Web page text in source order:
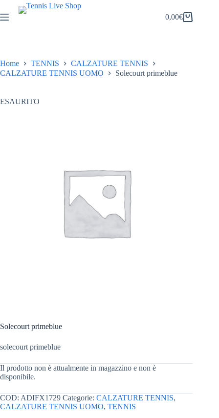
al
contenuto
Carrello
0,00€
Home TENNIS
CALZATURE TENNIS
CALZATURE TENNIS UOMO
Solecourt primeblue
ESAURITO
Solecourt primeblue
solecourt primeblue
Il prodotto non è attualmente in magazzino e non è
disponibile.
COD: ADIFX1729 Categorie: CALZATURE TENNIS,
CALZATURE TENNIS UOMO, TENNIS